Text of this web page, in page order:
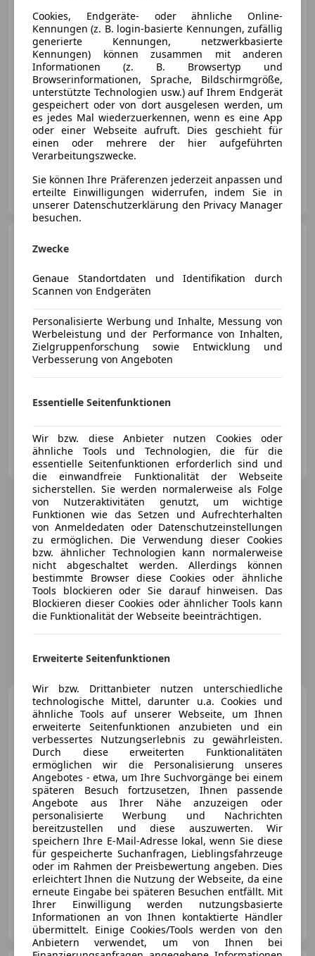
€ 129 999
03/2015 85 000 km Benzin 316 kW (430 PS)
Hörhager Automotive GmbH
AT-4643 Pettenbach
XENON*SCHIEBE*
€ 78 900
12/2013 95 000 km Benzin
MK-Automobile Hörsching GmbH
AT-4063 Hörsching
Porsche 991911 Carrera T
Coupé PDK
€ 119 800
05/2018 33 000 km Benzin 272 kW (370 PS)
Privat
AT-6410 Telfs
Cookies, Endgeräte- oder ähnliche Online-
Kennungen (z. B. login-basierte Kennungen, zufällig
generierte Kennungen, netzwerkbasierte
Kennungen) können zusammen mit anderen
Informationen (z. B. Browsertyp und
Browserinformationen, Sprache, Bildschirmgröße,
unterstützte Technologien usw.) auf Ihrem Endgerät
gespeichert oder von dort ausgelesen werden, um
es jedes Mal wiederzuerkennen, wenn es eine App
oder einer Webseite aufruft. Dies geschieht für
einen oder mehrere der hier aufgeführten
Verarbeitungszwecke.
Sie können Ihre Präferenzen jederzeit anpassen und
erteilte Einwilligungen widerrufen, indem Sie in
unserer Datenschutzerklärung den Privacy Manager
besuchen.
Zwecke
Genaue Standortdaten und Identifikation durch
Scannen von Endgeräten
Personalisierte Werbung und Inhalte, Messung von
Werbeleistung und der Performance von Inhalten,
Zielgruppenforschung sowie Entwicklung und
Verbesserung von Angeboten
Essentielle Seitenfunktionen
Wir bzw. diese Anbieter nutzen Cookies oder
ähnliche Tools und Technologien, die für die
essentielle Seitenfunktionen erforderlich sind und
die einwandfreie Funktionalität der Webseite
sicherstellen. Sie werden normalerweise als Folge
von Nutzeraktivitäten genutzt, um wichtige
Funktionen wie das Setzen und Aufrechterhalten
von Anmeldedaten oder Datenschutzeinstellungen
zu ermöglichen. Die Verwendung dieser Cookies
bzw. ähnlicher Technologien kann normalerweise
nicht abgeschaltet werden. Allerdings können
bestimmte Browser diese Cookies oder ähnliche
Tools blockieren oder Sie darauf hinweisen. Das
Blockieren dieser Cookies oder ähnlicher Tools kann
die Funktionalität der Webseite beeinträchtigen.
Erweiterte Seitenfunktionen
Wir bzw. Drittanbieter nutzen unterschiedliche
technologische Mittel, darunter u.a. Cookies und
ähnliche Tools auf unserer Webseite, um Ihnen
erweiterte Seitenfunktionen anzubieten und ein
verbessertes Nutzungserlebnis zu gewährleisten.
Durch diese erweiterten Funktionalitäten
ermöglichen wir die Personalisierung unseres
Angebotes - etwa, um Ihre Suchvorgänge bei einem
späteren Besuch fortzusetzen, Ihnen passende
Angebote aus Ihrer Nähe anzuzeigen oder
personalisierte Werbung und Nachrichten
bereitzustellen und diese auszuwerten. Wir
speichern Ihre E-Mail-Adresse lokal, wenn Sie diese
für gespeicherte Suchanfragen, Lieblingsfahrzeuge
oder im Rahmen der Preisbewertung angeben. Dies
erleichtert Ihnen die Nutzung der Webseite, da eine
erneute Eingabe bei späteren Besuchen entfällt. Mit
Ihrer Einwilligung werden nutzungsbasierte
Informationen an von Ihnen kontaktierte Händler
übermittelt. Einige Cookies/Tools werden von den
Anbietern verwendet, um von Ihnen bei